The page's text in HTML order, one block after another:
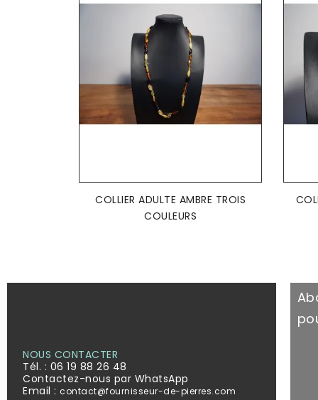
COLLIER ADULTE AMBRE TROIS
COULEURS
NOUS CONTACTER
Tél. : 06 19 88 26 48
Contactez-nous par WhatsApp
Email : contact@fournisseur-de-pierres.com